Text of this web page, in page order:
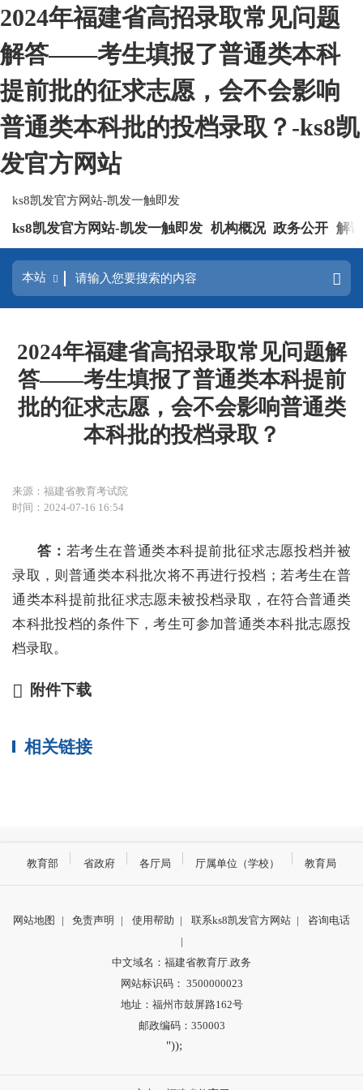
2024年福建省高招录取常见问题
解答——考生填报了普通类本科
提前批的征求志愿，会不会影响
普通类本科批的投档录取？-ks8凯
发官方网站
ks8凯发官方网站-凯发一触即发
ks8凯发官方网站-凯发一触即发 机构概况 政务公开 解
2024年福建省高招录取常见问题解
答——考生填报了普通类本科提前
批的征求志愿，会不会影响普通类
本科批的投档录取？
来源：福建省教育考试院
时间：2024-07-16 16:54
答： 若考生在普通类本科提前批征求志愿投档并被
录取，则普通类本科批次将不再进行投档；若考生在普
通类本科提前批征求志愿未被投档录取，在符合普通类
本科批投档的条件下，考生可参加普通类本科批志愿投
档录取。
附件下载
相关链接
教育部 省政府 各厅局 厅属单位（学校） 教育局
网站地图 | 免责声明 | 使用帮助 | 联系ks8凯发官方网站 |
咨询电话
|
中文域名：福建省教育厅.政务
网站标识码： 3500000023
地址：福州市鼓屏路162号
邮政编码：350003
"));